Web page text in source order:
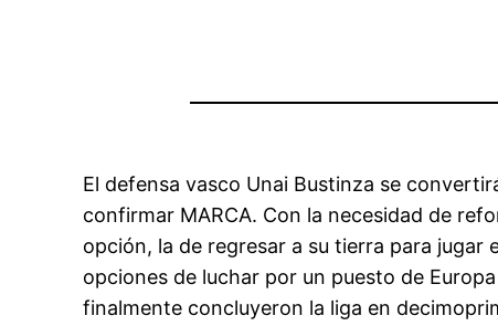
El defensa vasco Unai Bustinza se
confirmar MARCA. Con la necesidad de
opción, la de regresar a su tierra para
opciones de luchar por un puesto de
finalmente concluyeron la liga en